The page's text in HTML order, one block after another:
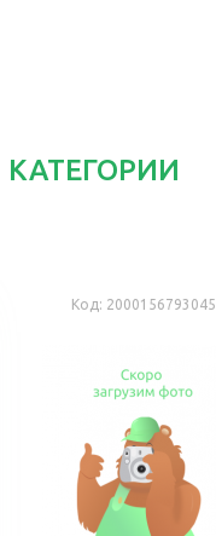
КАТЕГОРИИ
Код: 2000156793045